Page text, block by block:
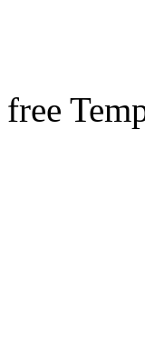
free